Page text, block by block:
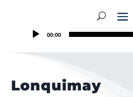
00:00
Lonquimay